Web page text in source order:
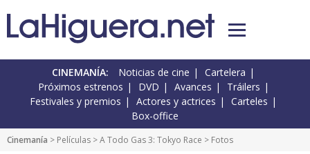
CINEMANÍA: Noticias de cine
Cartelera
Próximos estrenos
DVD Avances
Tráilers
Festivales y premios
Actores y actrices
Carteles
Box-office
Cinemanía > Películas >A Todo Gas 3: Tokyo Race > Fotos